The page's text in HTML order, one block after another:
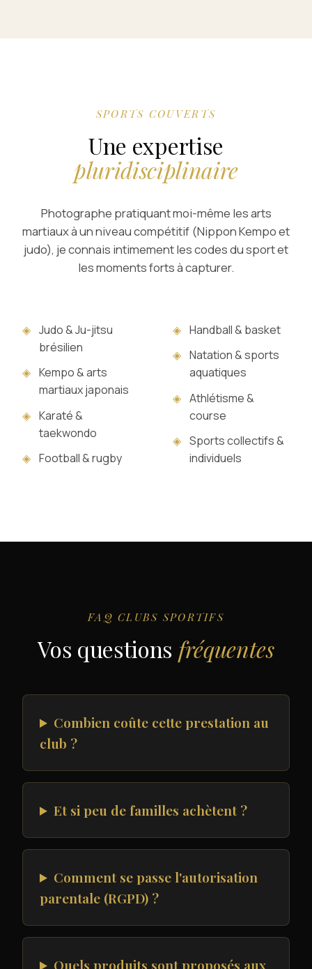
SPORTS COUVERTS
Une expertise
pluridisciplinaire
Photographe pratiquant moi-même les arts
martiaux à un niveau compétitif (Nippon Kempo et
judo), je connais intimement les codes du sport et
les moments forts à capturer.
◈ Judo & Ju-jitsu
brésilien
◈ Kempo & arts
martiaux japonais
◈ Karaté &
taekwondo
◈ Football & rugby
◈ Handball & basket
◈ Natation & sports
aquatiques
◈ Athlétisme &
course
◈ Sports collectifs &
individuels
FAQ CLUBS SPORTIFS
Vos questions fréquentes
Combien coûte cette prestation au
club ?
Et si peu de familles achètent ?
Comment se passe l'autorisation
parentale (RGPD) ?
Quels produits sont proposés aux